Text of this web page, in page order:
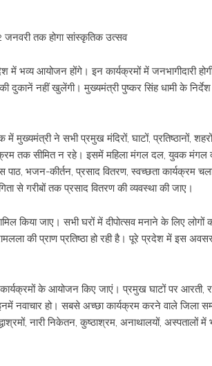
तक होगा सांस्कृतिक उत्सव
आयोजन होंगे। इन कार्यक्रमों में जनभागीदारी
दुकानें नहीं खुलेंगी। मुख्यमंत्री पुष्कर सिंह धामी के
मुख्यमंत्री ने सभी प्रमुख मंदिरों, घाटों, प्रतिष्ठानों,
तक सीमित न रहे। इसमें महिला मंगल दल, युवक मंगल
भजन-कीर्तन, प्रसाद वितरण, स्वच्छता कार्यक्रम
से गरीबों तक प्रसाद वितरण की व्यवस्था की जाए।
जाए। सभी घरों में दीपोत्सव मनाने के लिए लोगों
की प्राण प्रतिष्ठा हो रही है। पूरे प्रदेश में इस
के आयोजन किए जाएं। प्रमुख घाटों पर आरती,
नवाचार हो। सबसे अच्छा कार्यक्रम करने वाले जिला
नारी निकेतन, कुष्ठाश्रम, अनाथालयों, अस्पतालों